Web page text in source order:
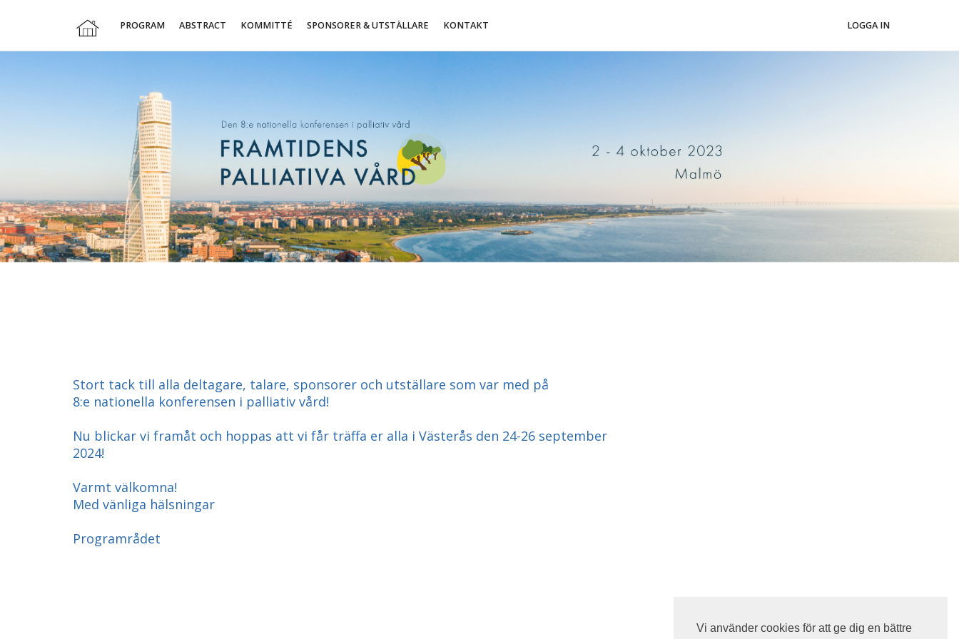
Vi använder cookies för att ge dig en bättre
LOGGA IN
PROGRAM ABSTRACT KOMMITTÉ SPONSORER & UTSTÄLLARE KONTAKT
Stort tack till alla deltagare, talare, sponsorer och utställare som var med på
8:e nationella konferensen i palliativ vård!
Nu blickar vi framåt och hoppas att vi får träffa er alla i Västerås den 24-26 september
2024!
Varmt välkomna!
Med vänliga hälsningar
Programrådet